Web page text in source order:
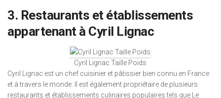
3. Restaurants et établissements
appartenant à Cyril Lignac
Cyril Lignac Taille Poids
Cyril Lignac est un chef cuisinier et pâtissier bien connu en France
et à travers le monde. Il est également propriétaire de plusieurs
restaurants et établissements culinaires populaires tels que Le